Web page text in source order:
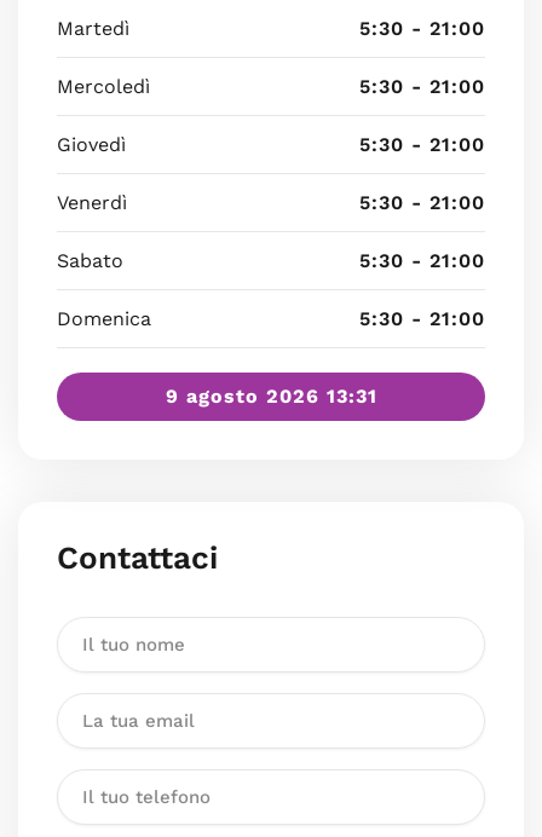
Martedì 5:30 - 21:00
Mercoledì 5:30 - 21:00
Giovedì 5:30 - 21:00
Venerdì 5:30 - 21:00
Sabato 5:30 - 21:00
Domenica 5:30 - 21:00
9 agosto 2026 13:31
Contattaci